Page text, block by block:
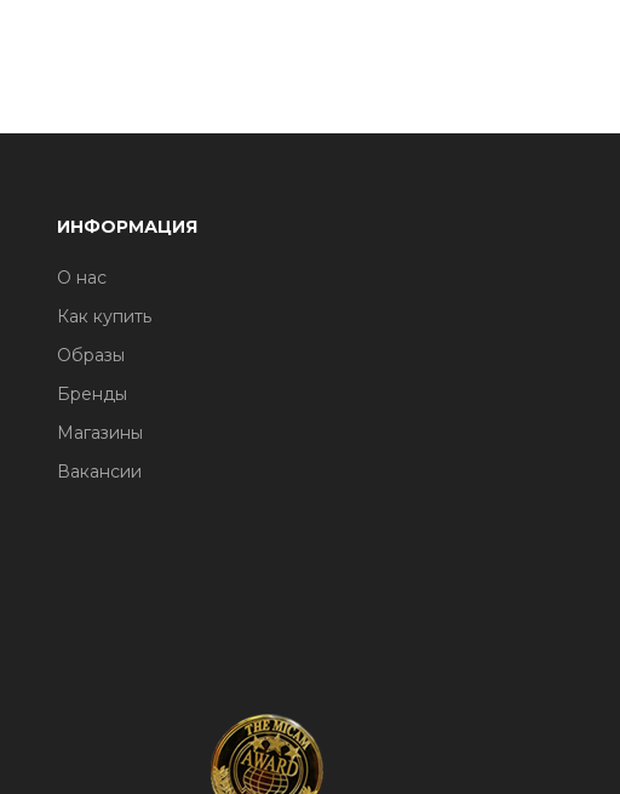
ИНФОРМАЦИЯ
О нас
Как купить
Образы
Бренды
Магазины
Вакансии